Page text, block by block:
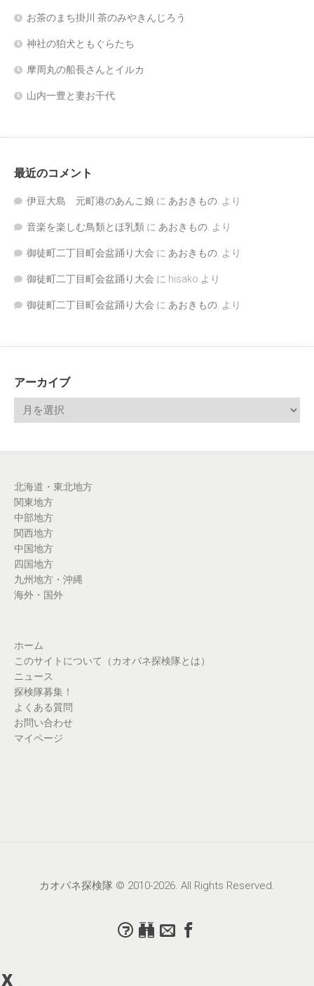
お茶のまち掛川 茶のみやきんじろう
神社の狛犬ともぐらたち
摩周丸の船長さんとイルカ
山内一豊と妻お千代
最近のコメント
伊豆大島 元町港のあんこ娘 に あおきもの. より
音楽を楽しむ鳥類とほ乳類 に あおきもの. より
御徒町二丁目町会盆踊り大会 に あおきもの. より
御徒町二丁目町会盆踊り大会 に hisako より
御徒町二丁目町会盆踊り大会 に あおきもの. より
アーカイブ
北海道・東北地方
関東地方
中部地方
関西地方
中国地方
四国地方
九州地方・沖縄
海外・国外
ホーム
このサイトについて（カオパネ探検隊とは）
ニュース
探検隊募集！
よくある質問
お問い合わせ
マイページ
カオパネ探検隊 © 2010-2026. All Rights Reserved.